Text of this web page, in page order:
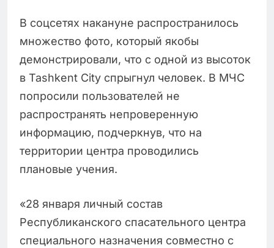
В соцсетях накануне распространилось
множество фото, который якобы
демонстрировали, что с одной из высоток
в Tashkent City спрыгнул человек. В МЧС
попросили пользователей не
распространять непроверенную
информацию, подчеркнув, что на
территории центра проводились
плановые учения.
«28 января личный состав
Республиканского спасательного центра
специального назначения совместно с